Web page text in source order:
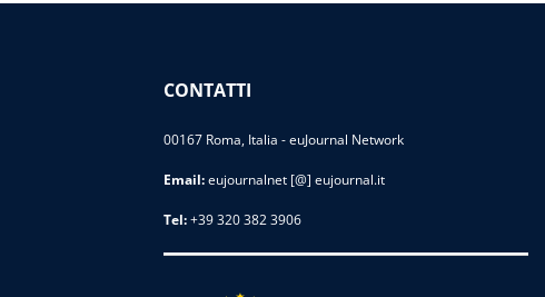
CONTATTI
00167 Roma, Italia - euJournal Network
Email:eujournalnet [@] eujournal.it
Tel:+39 320 382 3906